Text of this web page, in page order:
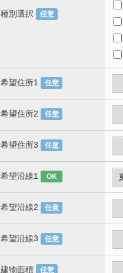
種別選択 任意
希望住所1 任意
希望住所2 任意
希望住所3 任意
希望沿線1 OK
希望沿線2 任意
希望沿線3 任意
建物面積 任意